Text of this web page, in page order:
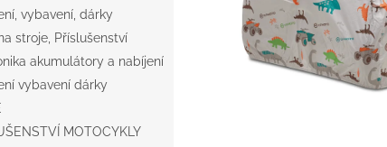
vybavení, dárky
stroje, Příslušenství
akumulátory a nabíjení
vybavení dárky
MOTOCYKLY